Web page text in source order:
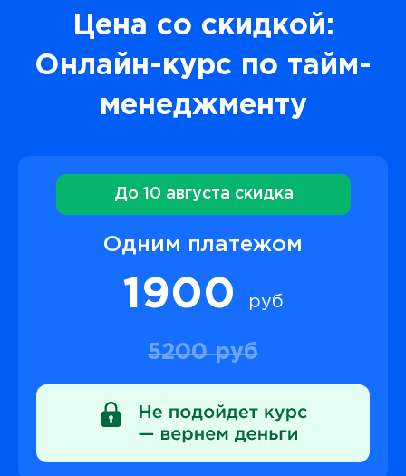
Цена со скидкой:
Онлайн-курс по тайм-
менеджменту
До 10 августа скидка
Одним платежом
1900 руб
5200 руб